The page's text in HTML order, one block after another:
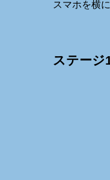
スマホを横
ステージ